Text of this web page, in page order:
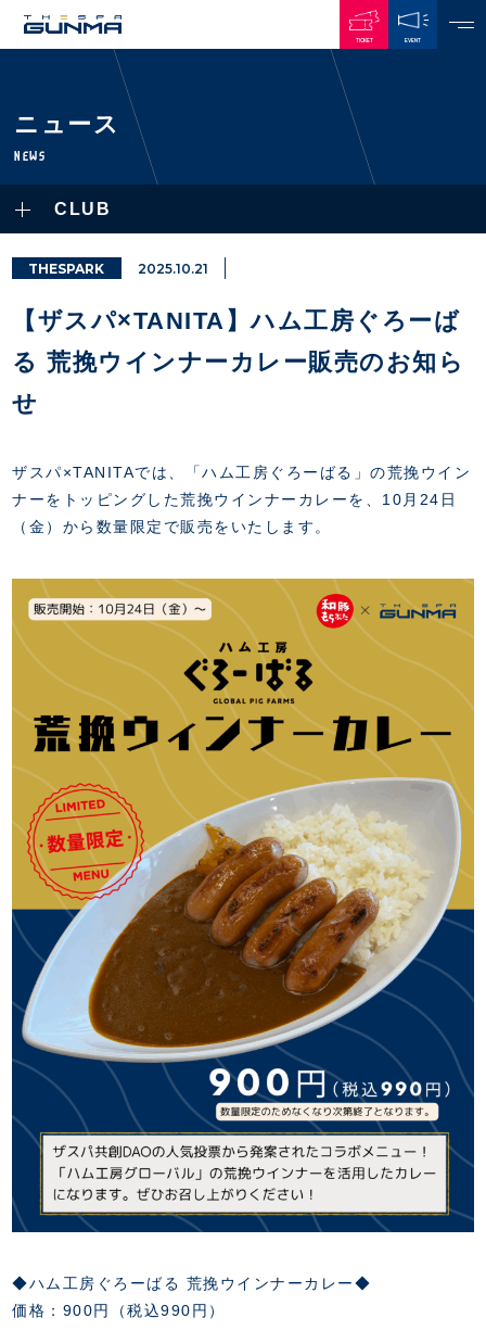
TICKET EVENT
TOP TEAM
CHALLENGERS
ACADEMY
THESPARK
PLAYERS / STAFFS
選手・スタッフ一覧
・注意事項
・練習場ごとの注意事項
・練習場マップ
GAMES
試合日程・結果
順位表
TICKETS
・シーズンシート
・法人シーズンシート
INDEX
スタジアムアクセス
スタジアムルール
スタジアムグルメ
会場周辺案内図
ホームイベント情報
初心者向けのガイダンス
運営サポートスタッフ募集
設営撤収応援隊募集
FANZONE
グッズ
ザスパタイムズ
マスコット
クラブアンバサダー
クラブパートナー
アシストパートナー
ザスパ応援店紹介
ホームタウン活動
スマイルキッズキャラバン
応援ベンダー設置のお願い
ふるさと納税
COMPANY
会社概要
フィロソフィー
クラブについて（エンブレム・ロゴ等）
HISTORY
お問い合わせ
CHALLENGERS
ACADEMY
アカデミー概要
U-18
U-15
U-12
Ladies U-18
Ladies U-15
スタッフ
SCHOOL
スクール概要
スタッフ
各校紹介・アクセス
スクール会員規約
TheSpark
ニュース
施設紹介
店舗エリアガイド
アクセス
Thesparkについて
お問い合わせ
ニュース
NEWS
CLUB
THESPARK 2025.10.21
【ザスパ×TANITA】ハム工房ぐろーば
る 荒挽ウインナーカレー販売のお知ら
せ
ザスパ×TANITAでは、「ハム工房ぐろーばる」の荒挽ウイン
ナーをトッピングした荒挽ウインナーカレーを、10月24日
（金）から数量限定で販売をいたします。
◆ハム工房ぐろーばる 荒挽ウインナーカレー◆
価格：900円（税込990円）